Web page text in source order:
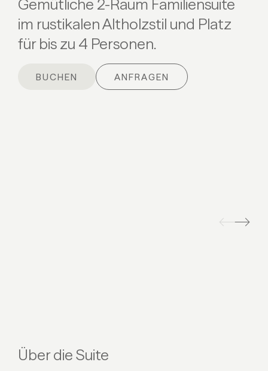
Gemütliche 2-Raum Familiensuite
im rustikalen Altholzstil und Platz
für bis zu 4 Personen.
BUCHEN ANFRAGEN
Über die Suite